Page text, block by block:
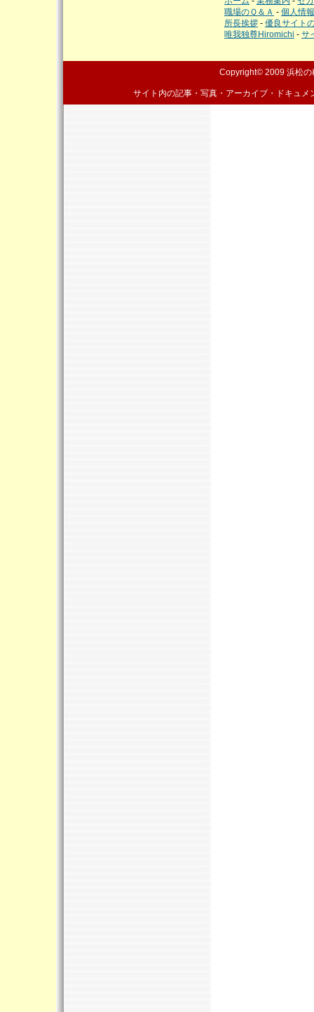
職場のＱ＆Ａ - 個人情
所長挨拶 - 優良サイト
唯我独尊Hiromichi - サ
Copyright© 2009 浜松の
サイト内の記事・写真・アーカイブ・ドキュ